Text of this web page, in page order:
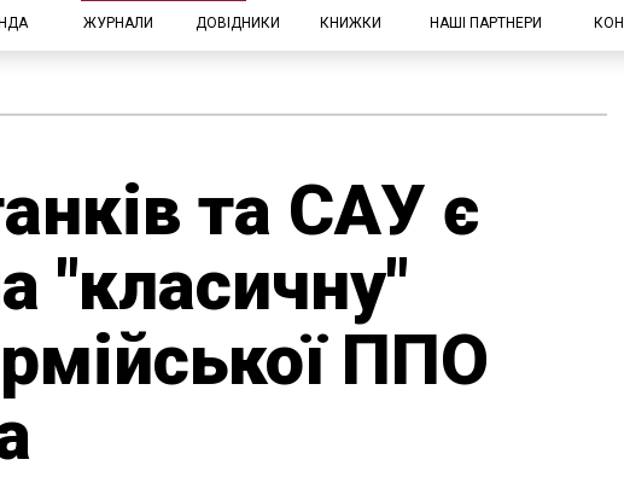
ЖУРНАЛИ ДОВІДНИКИ КНИЖКИ НАШІ ПАРТНЕРИ
та САУ є
"класичну"
ППО